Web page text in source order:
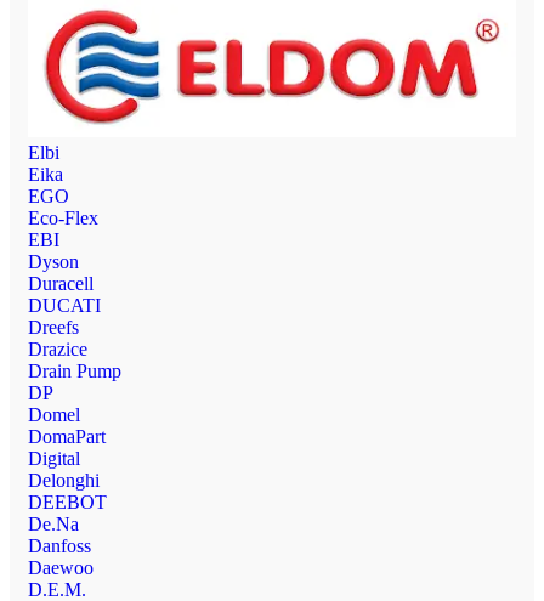
Elbi
Eika
EGO
Eco-Flex
EBI
Dyson
Duracell
DUCATI
Dreefs
Drazice
Drain Pump
DP
Domel
DomaPart
Digital
Delonghi
DEEBOT
De.Na
Danfoss
Daewoo
D.E.M.